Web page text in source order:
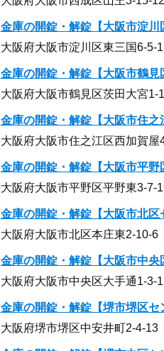
金庫の開錠・解錠【大阪市淀
大阪府大阪市淀川区東三国6-5-
金庫の開錠・解錠【大阪市鶴
大阪府大阪市鶴見区茨田大宮1-
金庫の開錠・解錠【大阪市住
大阪府大阪市住之江区西加賀屋
金庫の開錠・解錠【大阪市平
大阪府大阪市平野区平野東3-7-
金庫の開錠・解錠【大阪市北
大阪府大阪市北区本庄東2-10-6
金庫の開錠・解錠【大阪市中
大阪府大阪市中央区大手通1-3-1
金庫の開錠・解錠【堺市堺区
大阪府堺市堺区中安井町2-4-13